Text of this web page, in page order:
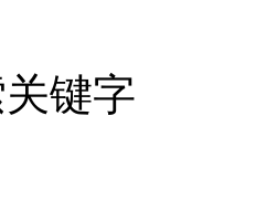
键字